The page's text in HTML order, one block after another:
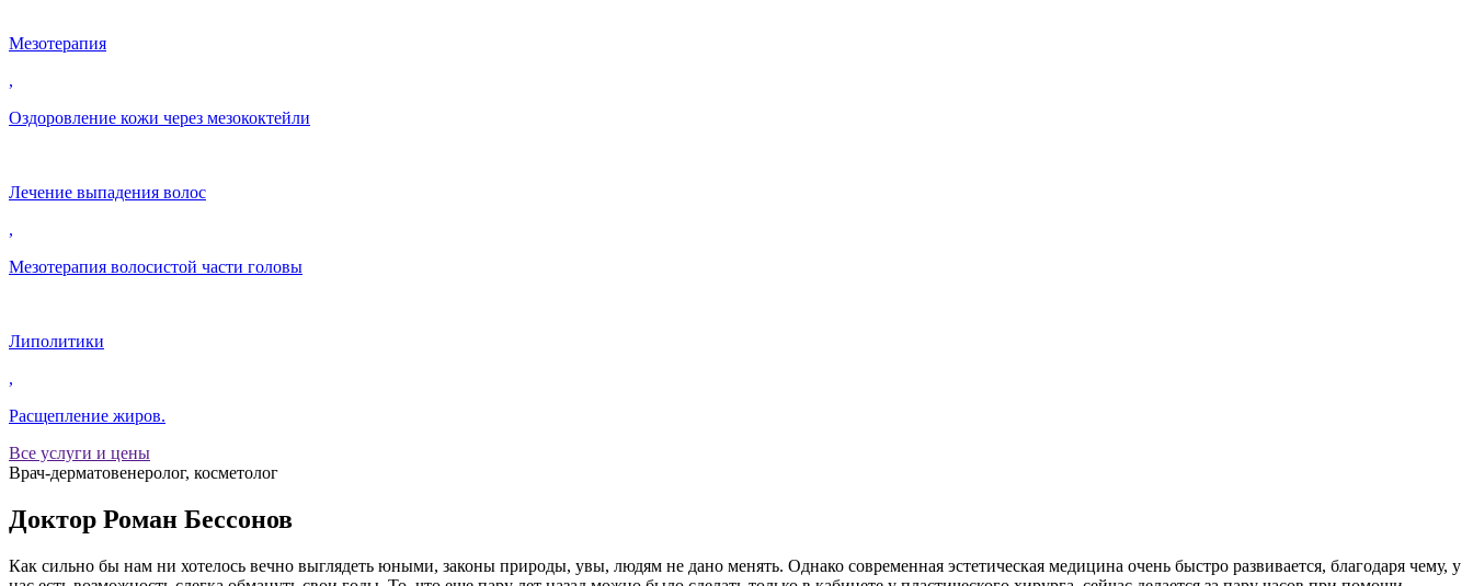
Мезотерапия
,
Оздоровление кожи через мезококтейли
Лечение выпадения волос
,
Мезотерапия волосистой части головы
Липолитики
,
Расщепление жиров.
Все услуги и цены
Врач-дерматовенеролог, косметолог
Доктор Роман Бессонов
Как сильно бы нам ни хотелось вечно выглядеть юными, законы природы, увы, людям не дано менять. Однако современная эстетическая медицина очень быстро развивается, благодаря чему, у